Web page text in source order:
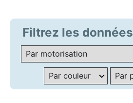
Filtrez les données